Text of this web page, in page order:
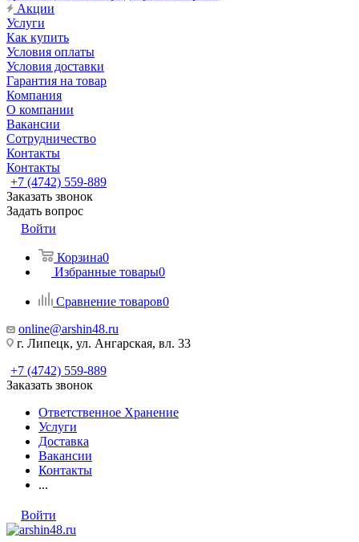
Акции
Услуги
Как купить
Условия оплаты
Условия доставки
Гарантия на товар
Компания
О компании
Вакансии
Сотрудничество
Контакты
Контакты
+7 (4742) 559-889
Заказать звонок
Задать вопрос
Войти
Корзина0
Избранные товары0
Сравнение товаров0
online@arshin48.ru
г. Липецк, ул. Ангарская, вл. 33
+7 (4742) 559-889
Заказать звонок
Ответственное Хранение
Услуги
Доставка
Вакансии
Контакты
...
Войти